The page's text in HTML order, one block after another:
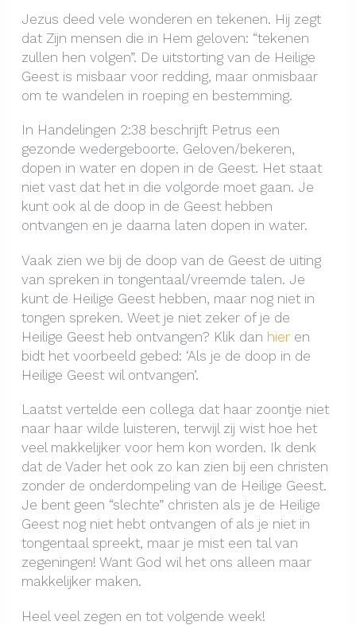
Jezus deed vele wonderen en tekenen. Hij zegt
dat Zijn mensen die in Hem geloven: “tekenen
zullen hen volgen”. De uitstorting van de Heilige
Geest is misbaar voor redding, maar onmisbaar
om te wandelen in roeping en bestemming.
In Handelingen 2:38 beschrijft Petrus een
gezonde wedergeboorte. Geloven/bekeren,
dopen in water en dopen in de Geest. Het staat
niet vast dat het in die volgorde moet gaan. Je
kunt ook al de doop in de Geest hebben
ontvangen en je daarna laten dopen in water.
Vaak zien we bij de doop van de Geest de uiting
van spreken in tongentaal/vreemde talen. Je
kunt de Heilige Geest hebben, maar nog niet in
tongen spreken. Weet je niet zeker of je de
Heilige Geest heb ontvangen? Klik dan hieren
bidt het voorbeeld gebed: ‘Als je de doop in de
Heilige Geest wil ontvangen’.
Laatst vertelde een collega dat haar zoontje niet
naar haar wilde luisteren, terwijl zij wist hoe het
veel makkelijker voor hem kon worden. Ik denk
dat de Vader het ook zo kan zien bij een christen
zonder de onderdompeling van de Heilige Geest.
Je bent geen “slechte” christen als je de Heilige
Geest nog niet hebt ontvangen of als je niet in
tongentaal spreekt, maar je mist een tal van
zegeningen! Want God wil het ons alleen maar
makkelijker maken.
Heel veel zegen en tot volgende week!